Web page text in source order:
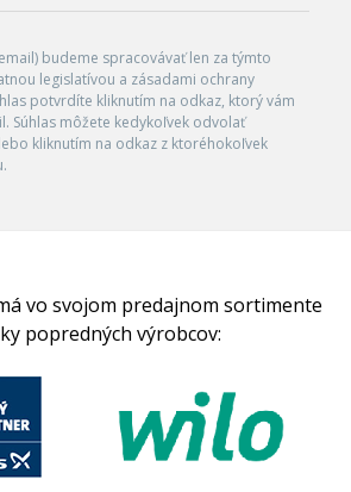
budeme spracovávať len za týmto
legislatívou a zásadami ochrany
potvrdíte kliknutím na odkaz, ktorý vám
Súhlas môžete kedykoľvek odvolať
kliknutím na odkaz z ktoréhokoľvek
vo svojom predajnom sortimente
popredných výrobcov: